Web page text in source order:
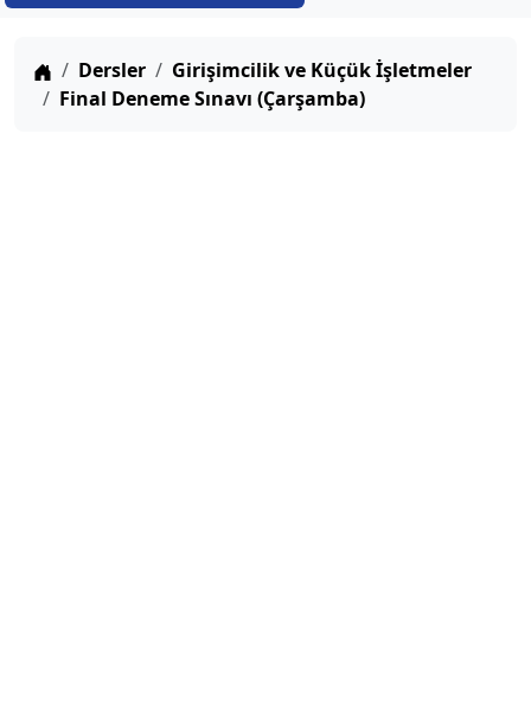
Anasayfa
Dersler
Girişimcilik ve Küçük İşletmeler
Final Deneme Sınavı (Çarşamba)